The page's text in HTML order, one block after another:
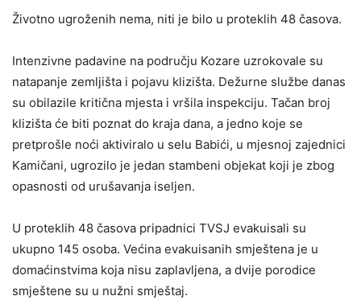
Životno ugroženih nema, niti je bilo u proteklih 48 časova.
Intenzivne padavine na području Kozare uzrokovale su
natapanje zemljišta i pojavu klizišta. Dežurne službe danas
su obilazile kritična mjesta i vršila inspekciju. Tačan broj
klizišta će biti poznat do kraja dana, a jedno koje se
pretprošle noći aktiviralo u selu Babići, u mjesnoj zajednici
Kamičani, ugrozilo je jedan stambeni objekat koji je zbog
opasnosti od urušavanja iseljen.
U proteklih 48 časova pripadnici TVSJ evakuisali su
ukupno 145 osoba. Većina evakuisanih smještena je u
domaćinstvima koja nisu zaplavljena, a dvije porodice
smještene su u nužni smještaj.